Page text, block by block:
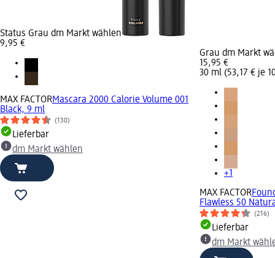
Status Grau dm Markt wählen
9,95 €
MAX FACTORMascara 2000 Calorie Volume 001
Black, 9 ml
(130)
Lieferbar
dm Markt wählen
Grau dm Markt
15,95 €
30 ml (53,17 € je
+1
MAX FACTOR
Flawless 50
(216)
Lieferbar
dm Markt